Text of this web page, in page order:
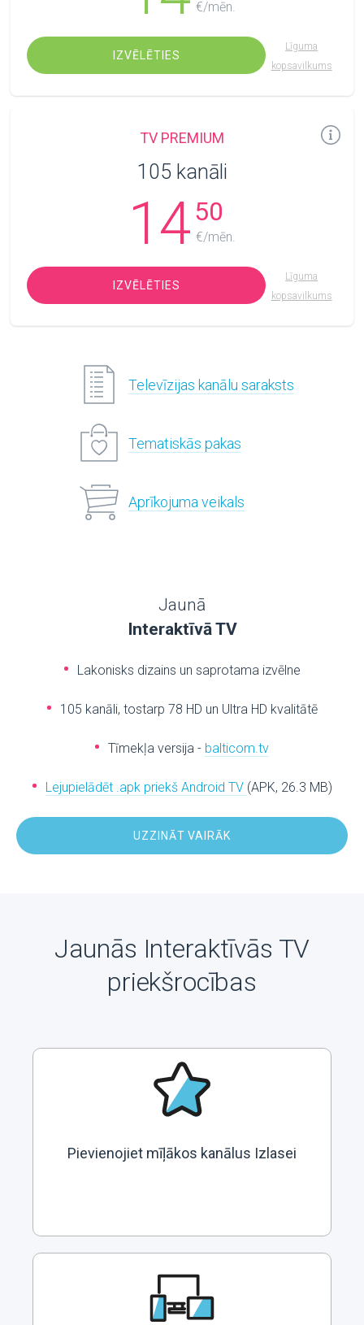
€/mēn.
IZVĒLĒTIES
Līguma
kopsavilkums
TV PREMIUM
105 kanāli
1450
€/mēn.
IZVĒLĒTIES
Līguma
kopsavilkums
Televīzijas kanālu saraksts
Tematiskās pakas
Aprīkojuma veikals
Jaunā
Interaktīvā TV
Lakonisks dizains un saprotama izvēlne
105 kanāli, tostarp 78 HD un Ultra HD kvalitātē
Tīmekļa versija - balticom.tv
Lejupielādēt .apk priekš Android TV (APK, 26.3 MB)
UZZINĀT VAIRĀK
Jaunās Interaktīvās TV
priekšrocības
Pievienojiet mīļākos kanālus Izlasei